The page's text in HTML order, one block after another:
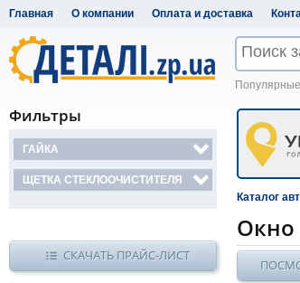
Главная О компании Оплата и доставка
Каталог
Окно
Фильтры
ГАЙКА
ЩЕТКА СТЕКЛООЧИСТИТЕЛЯ
СКАЧАТЬ ПРАЙС-ЛИСТ